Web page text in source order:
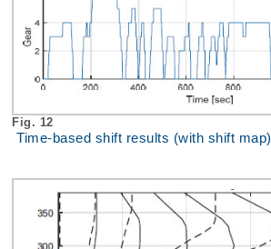
Fig. 12
Time-based shift results (with shift map)